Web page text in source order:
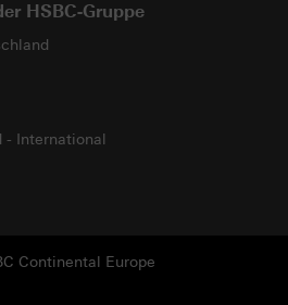
HSBC-Gruppe
- International
Continental Europe